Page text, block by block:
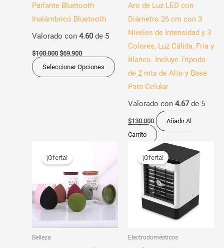
Parlante Bluetooth
Inalámbrico Bluetooth
Valorado con 4.60de 5
$100.000 $69.900
Seleccionar Opciones
pueden
elegir
página
producto
Aro de Luz LED con
Diámetro 26 cm con 3
Niveles de Intensidad y 3
Colores, Luz Cálida, Fria y
Blanco. Incluye Tripode
de 2 mts de Alto y Base
Para Celular
Valorado con 4.67de 5
$130.000
Añadir Al
Carrito
¡Oferta!
Belleza
precio
original
era:
$18.000.
es:
$9.900.
producto
múltiples
variantes.
opciones
¡Oferta!
Electrodomésticos
El
precio
original
era:
$170.000.
El
precio
actual